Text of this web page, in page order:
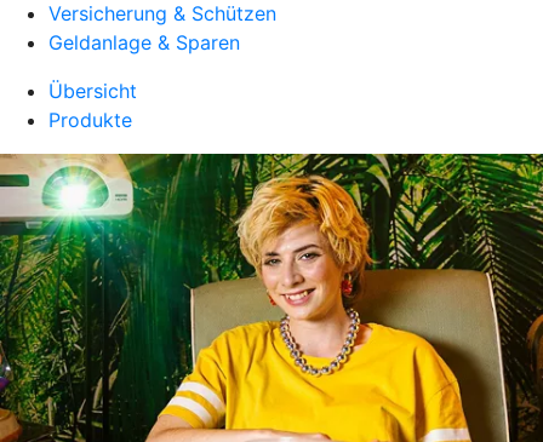
Versicherung & Schützen
Geldanlage & Sparen
Übersicht
Produkte